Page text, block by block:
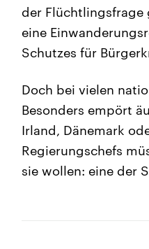
der Flüchtlingsfrage
eine
Schutzes für
Doch bei vielen
Besonders empört
Irland, Dänemark
Regierungschefs
sie wollen: eine der